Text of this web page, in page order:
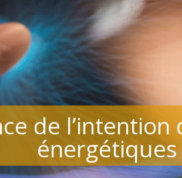
de l’intention
énergétiques